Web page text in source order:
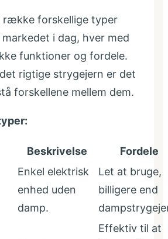
række forskellige typer
i dag, hver med
funktioner og fordele.
rigtige strygejern er det
forskellene mellem dem.
Beskrivelse Fordele
Enkel elektrisk
enhed uden
damp.
Let at bruge,
billigere end
Effektiv til at